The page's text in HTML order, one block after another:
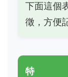
下面這個
徵，方便
特